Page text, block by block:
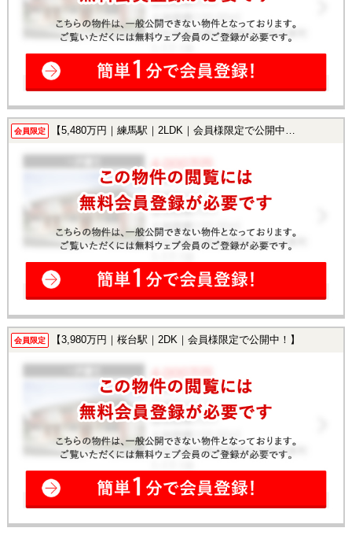
会員限定 【5,480万円｜練馬駅｜2LDK｜会員様限定で公開中！】
会員限定 【3,980万円｜桜台駅｜2DK｜会員様限定で公開中！】